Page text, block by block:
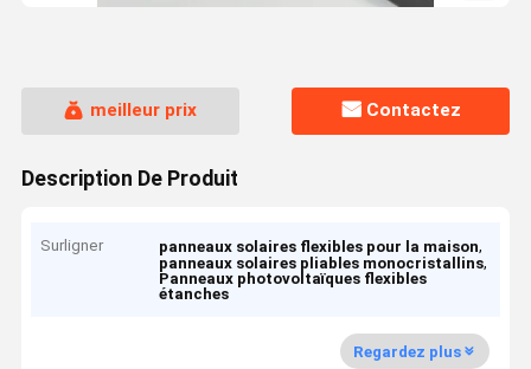
meilleur prix Contactez
Description De Produit
Surligner panneaux solaires flexibles pour la maison,
panneaux solaires pliables monocristallins,
Panneaux photovoltaïques flexibles
étanches
Regardez plus